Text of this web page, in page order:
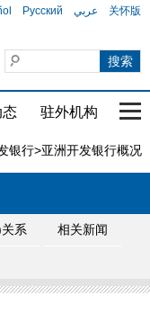
Русский عربي 关怀版
态 驻外机构 国
银行>亚洲开发银行概况
系 相关新闻